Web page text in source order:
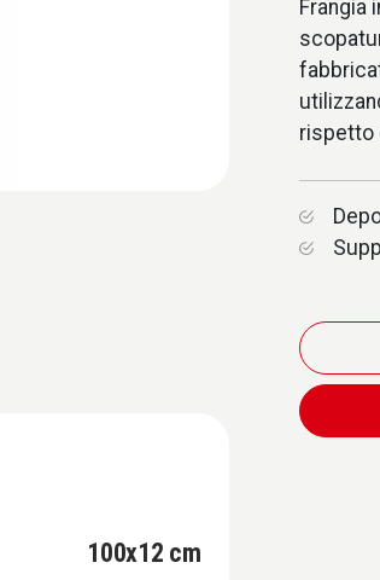
100x12 cm
Frangia
rispetto